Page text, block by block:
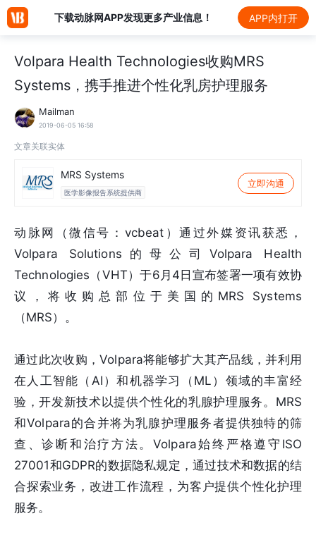
下载动脉网APP发现更多产业信息！ APP内打开
Volpara Health Technologies收购MRS
Systems，携手推进个性化乳房护理服务
Mailman
2019-06-05 16:58
文章关联实体
MRS Systems
医学影像报告系统提供商
立即沟通
动脉网（微信号：vcbeat）通过外媒资讯获悉，
Volpara Solutions的母公司Volpara Health
Technologies（VHT）于6月4日宣布签署一项有效协
议，将收购总部位于美国的MRS Systems
（MRS）。
通过此次收购，Volpara将能够扩大其产品线，并利用
在人工智能（AI）和机器学习（ML）领域的丰富经
验，开发新技术以提供个性化的乳腺护理服务。MRS
和Volpara的合并将为乳腺护理服务者提供独特的筛
查、诊断和治疗方法。Volpara始终严格遵守ISO
27001和GDPR的数据隐私规定，通过技术和数据的结
合探索业务，改进工作流程，为客户提供个性化护理
服务。